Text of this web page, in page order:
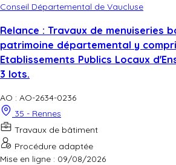
Conseil Départemental de Vaucluse
Relance : Travaux de menuiseries
patrimoine départemental y
Etablissements Publics Locaux
3 lots.
AO : AO-2634-0236
35 - Rennes
Travaux de bâtiment
Procédure adaptée
Mise en ligne : 09/08/2026